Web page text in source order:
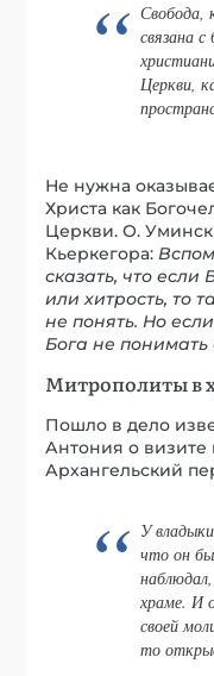
Свобода,
связана
Церкви,
Не нужна
Христа как
Церкви. О.
Кьеркегора:
сказать, что если
или хитрость, то
не понять. Но
Бога не
Митрополиты в
Пошло в дело
Антония о визите
Архангельский
У
что он
храме. И
своей
то